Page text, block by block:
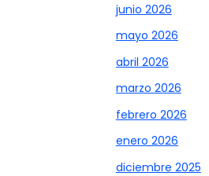
junio 2026
mayo 2026
abril 2026
marzo 2026
febrero 2026
enero 2026
diciembre 2025